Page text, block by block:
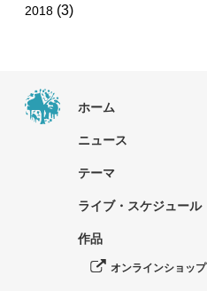
2018 (3)
ホーム
ニュース
テーマ
ライブ・スケジュール
作品
オンラインショップ